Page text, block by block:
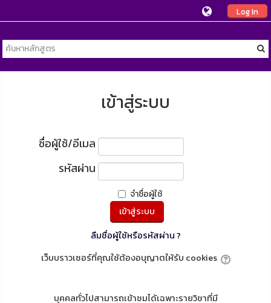
Log In
เข้าสู่ระบบ
ชื่อผู้ใช้/อีเมล
รหัสผ่าน
จำชื่อผู้ใช้
ลืมชื่อผู้ใช้หรือรหัสผ่าน ?
เว็บบราวเซอร์ที่คุณใช้ต้องอนุญาตให้รับ cookies
บุคคลทั่วไปสามารถเข้าชมได้เฉพาะรายวิชาที่มี